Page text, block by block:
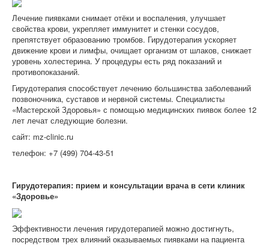
Лечение пиявками снимает отёки и воспаления, улучшает
свойства крови, укрепляет иммунитет и стенки сосудов,
препятствует образованию тромбов. Гирудотерапия ускоряет
движение крови и лимфы, очищает организм от шлаков, снижает
уровень холестерина. У процедуры есть ряд показаний и
противопоказаний.
Гирудотерапия способствует лечению большинства заболеваний
позвоночника, суставов и нервной системы. Специалисты
«Мастерской Здоровья» с помощью медицинских пиявок более 12
лет лечат следующие болезни.
сайт: mz-clinic.ru
телефон: +7 (499) 704-43-51
Гирудотерапия: прием и консультации врача в сети клиник
«Здоровье»
Эффективности лечения гирудотерапией можно достигнуть,
посредством трех влияний оказываемых пиявками на пациента